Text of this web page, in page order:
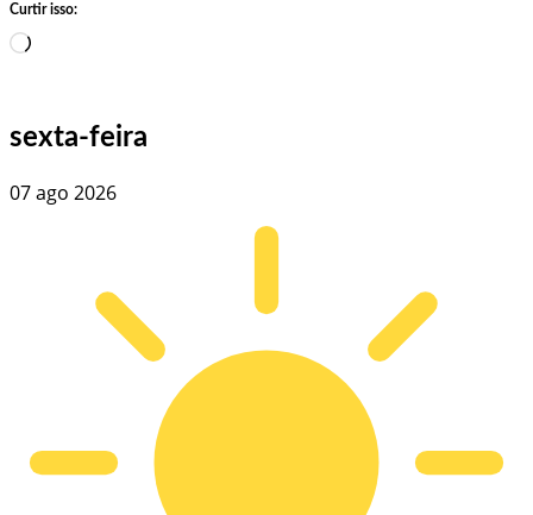
Curtir isso:
Carregando…
sexta-feira
07 ago 2026